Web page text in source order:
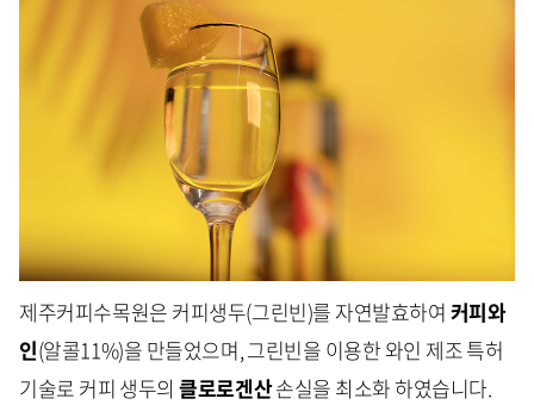
제주커피수목원은 커피생두(그린빈)를 자연발효하여 커피와
인(알콜11%)을 만들었으며, 그린빈을 이용한 와인 제조 특허
기술로 커피 생두의클로로겐산손실을 최소화 하였습니다.